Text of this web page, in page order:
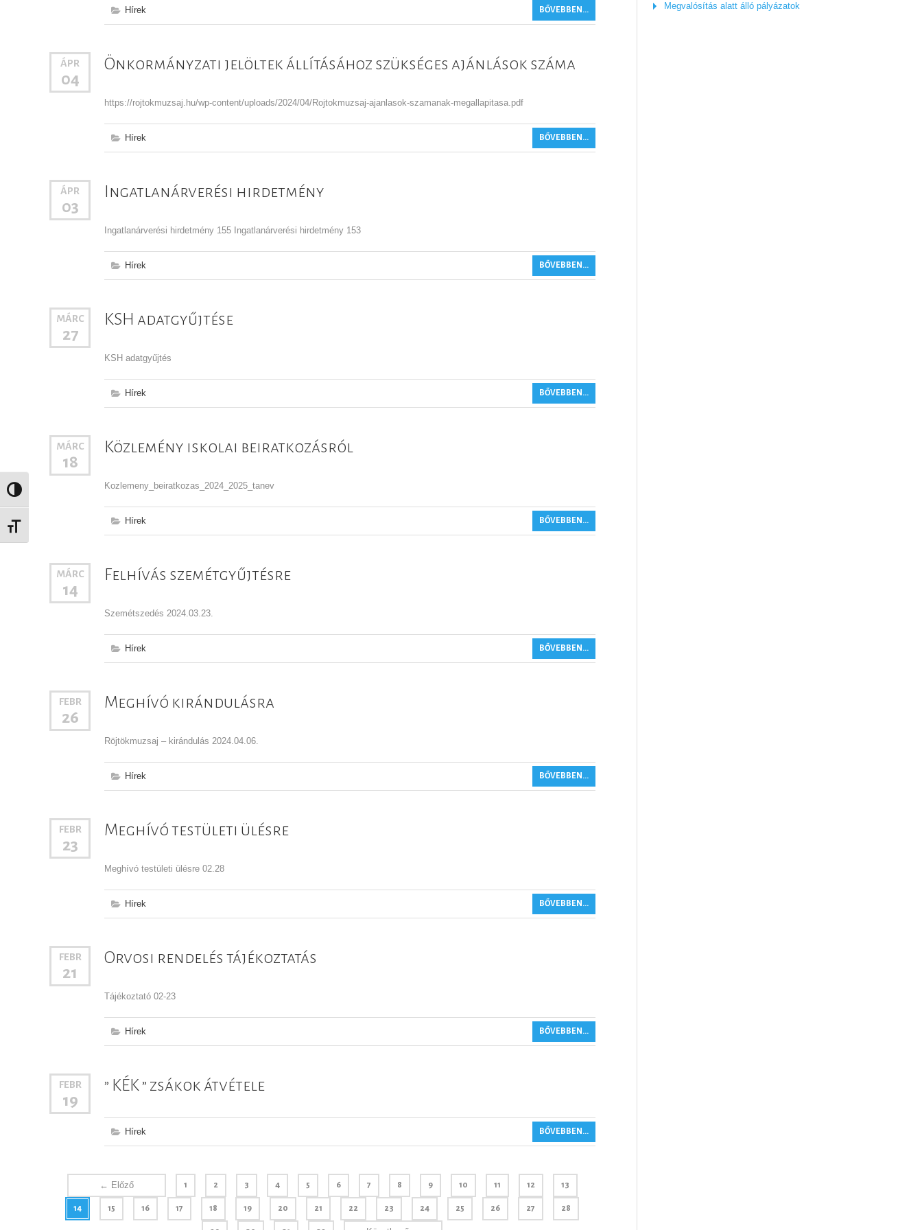
Nagy kontraszt váltása
Betűméret váltása
Hírek BŐVEBBEN...
ÁPR
04
Önkormányzati jelöltek állításához szükséges ajánlások száma
https://rojtokmuzsaj.hu/wp-content/uploads/2024/04/Rojtokmuzsaj-ajanlasok-szamanak-megallapitasa.pdf
Hírek BŐVEBBEN...
ÁPR
03
Ingatlanárverési hirdetmény
Ingatlanárverési hirdetmény 155 Ingatlanárverési hirdetmény 153
Hírek BŐVEBBEN...
MÁRC
27
KSH adatgyűjtése
KSH adatgyűjtés
Hírek BŐVEBBEN...
MÁRC
18
Közlemény iskolai beiratkozásról
Kozlemeny_beiratkozas_2024_2025_tanev
Hírek BŐVEBBEN...
MÁRC
14
Felhívás szemétgyűjtésre
Szemétszedés 2024.03.23.
Hírek BŐVEBBEN...
FEBR
26
Meghívó kirándulásra
Röjtökmuzsaj – kirándulás 2024.04.06.
Hírek BŐVEBBEN...
FEBR
23
Meghívó testületi ülésre
Meghívó testületi ülésre 02.28
Hírek BŐVEBBEN...
FEBR
21
Orvosi rendelés tájékoztatás
Tájékoztató 02-23
Hírek BŐVEBBEN...
FEBR
19
” KÉK ” zsákok átvétele
Hírek BŐVEBBEN...
← Előző 1 2 3 4 5 6 7 8 9 10 11 12 13
14 15 16 17 18 19 20 21 22 23 24 25 26 27 28
Megvalósítás alatt álló pályázatok